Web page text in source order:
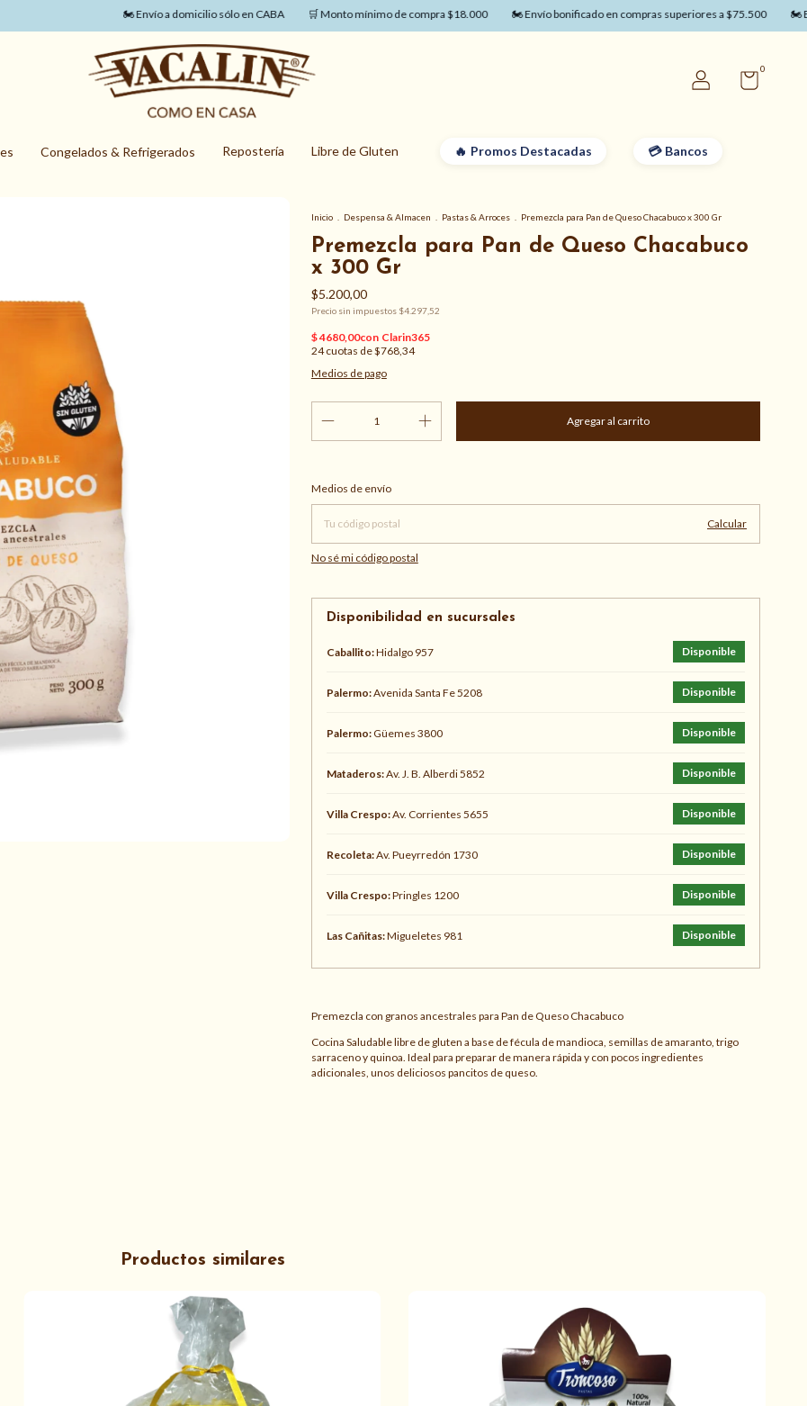
🏍️ Envío a domicilio sólo en CABA 🛒 Monto mínimo de compra $18.000 🏍️ Envío bonificado en compras superiores a $75.500 🏍️ Envío
0
Congelados & Refrigerados Repostería Libre de Gluten Promos Destacadas Bancos
Inicio Despensa & Almacen Pastas & Arroces Premezcla para Pan de Queso Chacabuco x 300 Gr
Premezcla para Pan de Queso Chacabuco
x 300 Gr
$5.200,00
Precio sin impuestos $4.297,52
24 cuotas de$768,34
Medios de pago
Entregas para el CP:
Medios de envío
Calcular
No sé mi código postal
Disponibilidad en sucursales
Caballito:Hidalgo 957 Disponible
Palermo:Avenida Santa Fe 5208 Disponible
Palermo:Güemes 3800 Disponible
Mataderos:Av. J. B. Alberdi 5852 Disponible
Villa Crespo:Av. Corrientes 5655 Disponible
Recoleta:Av. Pueyrredón 1730 Disponible
Villa Crespo:Pringles 1200 Disponible
Las Cañitas:Migueletes 981 Disponible
Premezcla con granos ancestrales para Pan de Queso Chacabuco
Cocina Saludable libre de gluten a base de fécula de mandioca, semillas de amaranto, trigo
sarraceno y quinoa. Ideal para preparar de manera rápida y con pocos ingredientes
adicionales, unos deliciosos pancitos de queso.
Productos similares